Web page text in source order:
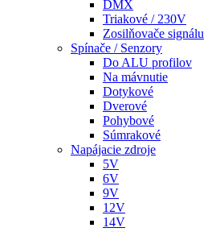
DMX
Triakové / 230V
Zosilňovače signálu
Spínače / Senzory
Do ALU profilov
Na mávnutie
Dotykové
Dverové
Pohybové
Súmrakové
Napájacie zdroje
5V
6V
9V
12V
14V